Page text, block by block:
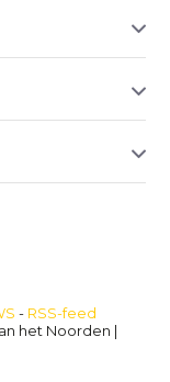
- RSS-feed
het Noorden |